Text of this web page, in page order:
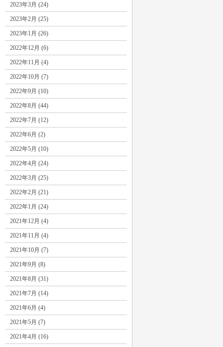
2023年3月 (24)
2023年2月 (25)
2023年1月 (26)
2022年12月 (6)
2022年11月 (4)
2022年10月 (7)
2022年9月 (10)
2022年8月 (44)
2022年7月 (12)
2022年6月 (2)
2022年5月 (10)
2022年4月 (24)
2022年3月 (25)
2022年2月 (21)
2022年1月 (24)
2021年12月 (4)
2021年11月 (4)
2021年10月 (7)
2021年9月 (8)
2021年8月 (31)
2021年7月 (14)
2021年6月 (4)
2021年5月 (7)
2021年4月 (16)